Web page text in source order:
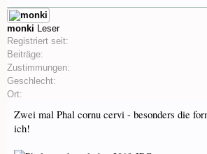
monki Leser
Registriert seit:
Beiträge:
Zustimmungen:
Geschlecht:
Ort:
Zwei mal Phal cornu cervi - besonders die
ich!